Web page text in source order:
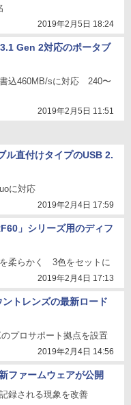
2019年2月5日 18:24
Gen 2対応のポータブ
込460MB/sに対応 240〜
2019年2月5日 11:51
ル直付けタイプのUSB 2.
に対応
2019年2月4日 17:59
」シリーズ用のディフ
柔らかく 3色をセットに
2019年2月4日 17:13
トレンズの最新ロード
のプロサポート拠点を設置
2019年2月4日 14:56
ファームウェアが公開
録される現象を改善